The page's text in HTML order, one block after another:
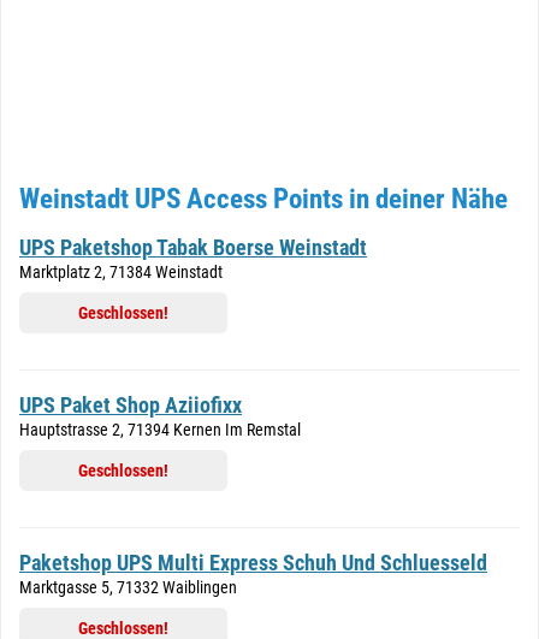
Weinstadt UPS Access Points in deiner Nähe
UPS Paketshop Tabak Boerse Weinstadt
Marktplatz 2, 71384 Weinstadt
Geschlossen!
UPS Paket Shop Aziiofixx
Hauptstrasse 2, 71394 Kernen Im Remstal
Geschlossen!
Paketshop UPS Multi Express Schuh Und Schluesseld
Marktgasse 5, 71332 Waiblingen
Geschlossen!